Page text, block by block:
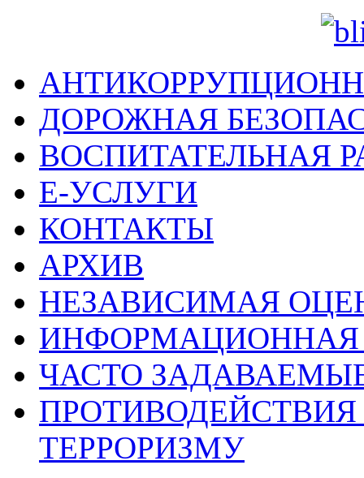
ДОРОЖНАЯ
ВОСПИТАТЕЛЬНАЯ
Е-УСЛУГИ
КОНТАКТЫ
АРХИВ
НЕЗАВИСИМАЯ
ИНФОРМАЦИОННАЯ
ЧАСТО
ТЕРРОРИЗМУ